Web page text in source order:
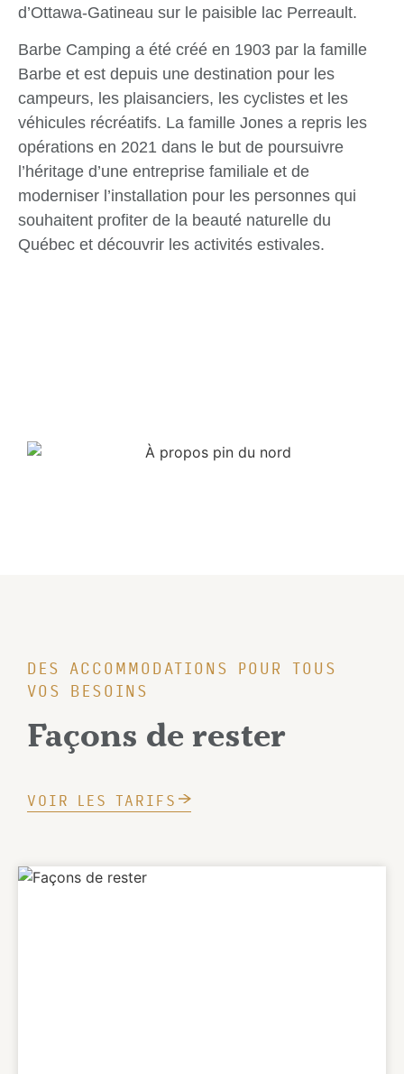
d’Ottawa-Gatineau sur le paisible lac Perreault.
Barbe Camping a été créé en 1903 par la famille
Barbe et est depuis une destination pour les
campeurs, les plaisanciers, les cyclistes et les
véhicules récréatifs. La famille Jones a repris les
opérations en 2021 dans le but de poursuivre
l’héritage d’une entreprise familiale et de
moderniser l’installation pour les personnes qui
souhaitent profiter de la beauté naturelle du
Québec et découvrir les activités estivales.
DES ACCOMMODATIONS POUR TOUS
VOS BESOINS
Façons de rester
VOIR LES TARIFS